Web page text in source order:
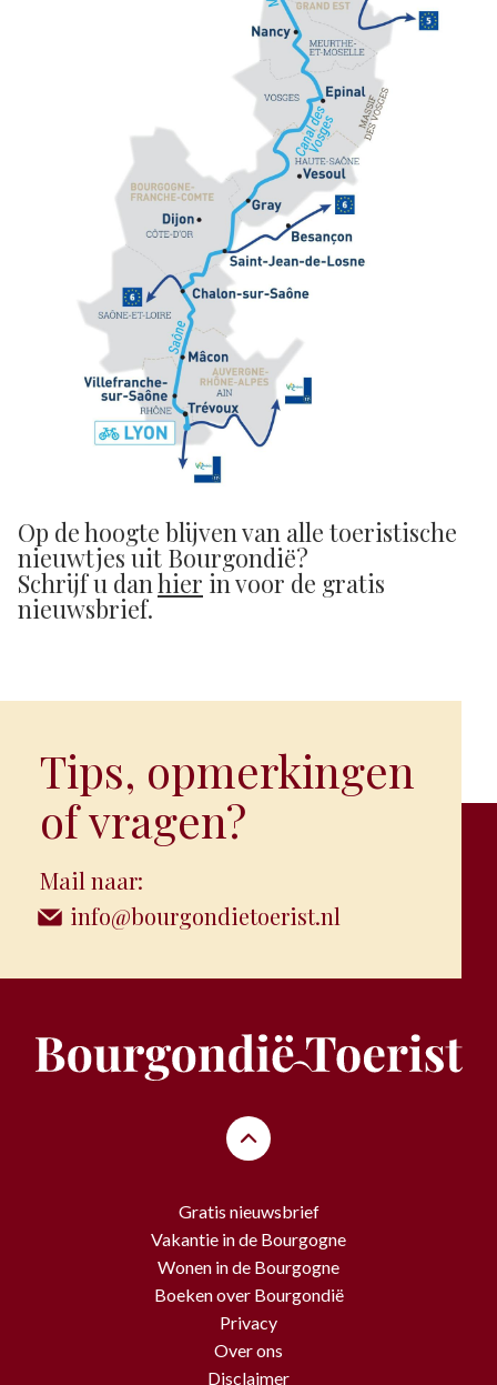
Op de hoogte blijven van alle toeristische
nieuwtjes uit Bourgondië?
Schrijf u dan hier in voor de gratis
nieuwsbrief.
Tips, opmerkingen
of vragen?
Mail naar:
info@bourgondietoerist.nl
Gratis nieuwsbrief
Vakantie in de Bourgogne
Wonen in de Bourgogne
Boeken over Bourgondië
Privacy
Over ons
Disclaimer